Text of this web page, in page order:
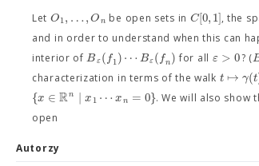
Let O1, …,On be open sets in C[0,1], the
and in order to understand when this can
interior ofBε(f1)⋯Bε(fn) for all ε > 0? (
characterization in terms of the walk t ↦ γ(t
{x ∈ Rn ∣ x1 ⋯xn = 0}. We will also show
open
Autorzy